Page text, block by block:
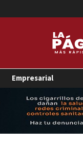
Empresarial